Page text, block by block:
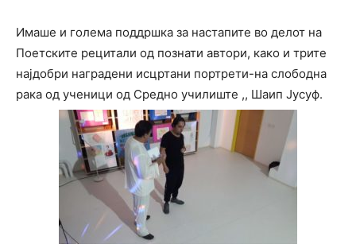
Имаше и голема поддршка за настапите во делот на
Поетските рецитали од познати автори, како и трите
најдобри наградени исцртани портрети-на слободна
рака од ученици од Средно училиште ,, Шаип Јусуф.